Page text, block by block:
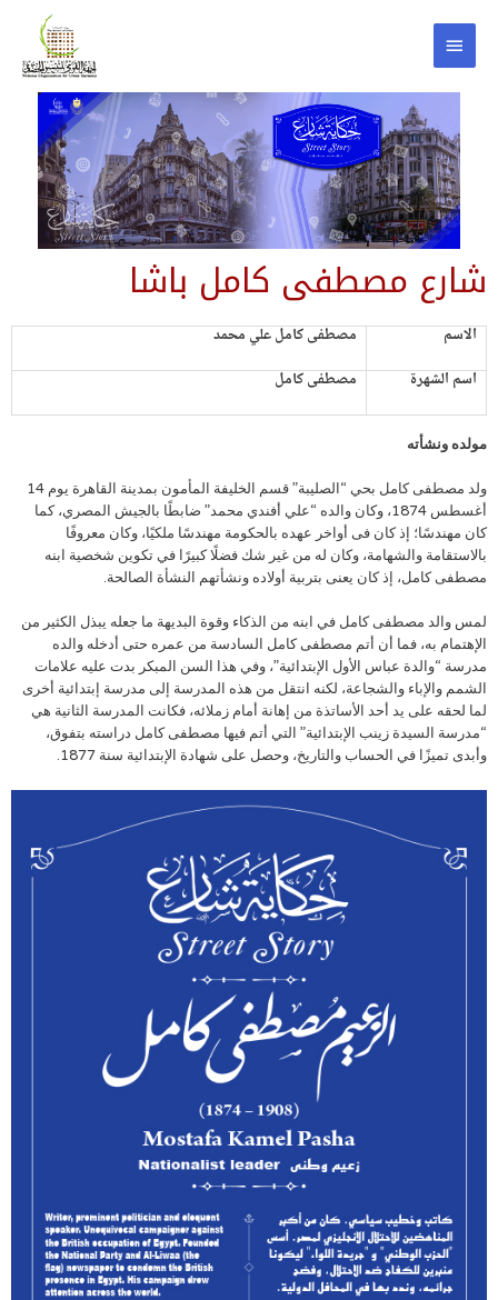
شارع مصطفى كامل باشا
الاسم
مصطفى كامل علي محمد
اسم الشهرة
مصطفى كامل
مولده ونشأته
ولد مصطفى كامل بحي “الصليبة” قسم الخليفة المأمون بمدينة القاهرة يوم 14
أغسطس 1874، وكان والده “علي أفندي محمد” ضابطًا بالجيش المصري، كما
كان مهندسًا؛ إذ كان فى أواخر عهده بالحكومة مهندسًا ملكيًا، وكان معروفًا
بالاستقامة والشهامة، وكان له من غير شك فضلًا كبيرًا في تكوين شخصية ابنه
مصطفى كامل، إذ كان يعنى بتربية أولاده ونشأتهم النشأة الصالحة.
لمس والد مصطفى كامل في ابنه من الذكاء وقوة البديهة ما جعله يبذل الكثير من
الإهتمام به، فما أن أتم مصطفى كامل السادسة من عمره حتى أدخله والده
مدرسة “والدة عباس الأول الإبتدائية”، وفي هذا السن المبكر بدت عليه علامات
الشمم والإباء والشجاعة، لكنه انتقل من هذه المدرسة إلى مدرسة إبتدائية أخرى
لما لحقه على يد أحد الأساتذة من إهانة أمام زملائه، فكانت المدرسة الثانية هي
“مدرسة السيدة زينب الإبتدائية” التي أتم فيها مصطفى كامل دراسته بتفوق،
وأبدى تميزًا في الحساب والتاريخ، وحصل على شهادة الإبتدائية سنة 1877.